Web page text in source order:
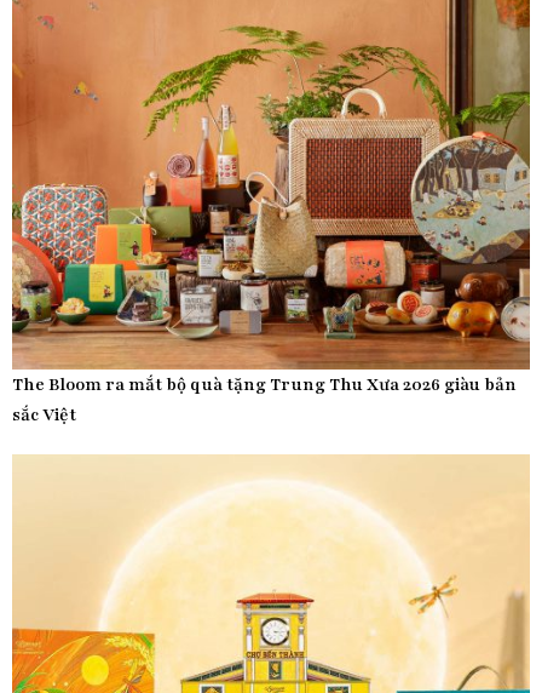
The Bloom ra mắt bộ quà tặng Trung Thu Xưa 2026 giàu bản
sắc Việt